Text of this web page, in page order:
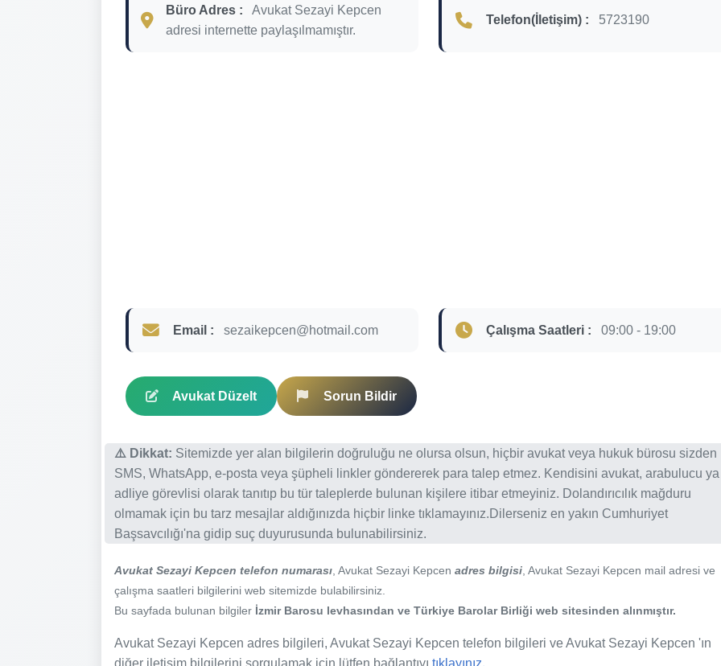
Büro Adres :
Avukat Sezayi Kepcen
adresi internette paylaşılmamıştır.
Telefon(İletişim) : 5723190
Email : sezaikepcen@hotmail.com Çalışma Saatleri : 09:00 - 19:00
Avukat Düzelt Sorun Bildir
⚠️ Dikkat: Sitemizde yer alan bilgilerin doğruluğu ne olursa olsun, hiçbir avukat veya hukuk bürosu sizden
SMS, WhatsApp, e-posta veya şüpheli linkler göndererek para talep etmez. Kendisini avukat, arabulucu
adliye görevlisi olarak tanıtıp bu tür taleplerde bulunan kişilere itibar etmeyiniz. Dolandırıcılık mağduru
olmamak için bu tarz mesajlar aldığınızda hiçbir linke tıklamayınız.Dilerseniz en yakın Cumhuriyet
Başsavcılığı'na gidip suç duyurusunda bulunabilirsiniz.
Avukat Sezayi Kepcen telefon numarası , Avukat Sezayi Kepcen adres bilgisi , Avukat Sezayi Kepcen mail adresi ve
çalışma saatleri bilgilerini web sitemizde bulabilirsiniz.
Bu sayfada bulunan bilgiler İzmir Barosu levhasından ve Türkiye Barolar Birliği web sitesinden alınmıştır.
Avukat Sezayi Kepcen adres bilgileri, Avukat Sezayi Kepcen telefon bilgileri ve Avukat Sezayi Kepcen 'ın
diğer iletişim bilgilerini sorgulamak için lütfen bağlantıyı tıklayınız.